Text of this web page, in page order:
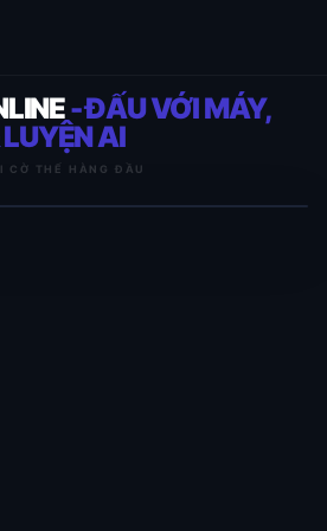
- ĐẤU VỚI MÁY,
AI
CỜ THẾ HÀNG ĐẦU